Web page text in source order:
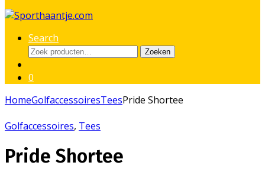
Search
Zoeken
Zoeken
0
HomeGolfaccessoiresTeesPride Shortee
Golfaccessoires, Tees
Pride Shortee